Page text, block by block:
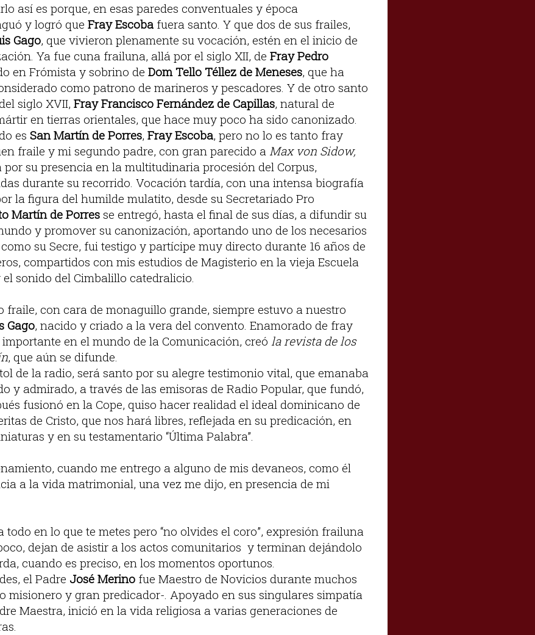
así es porque, en esas paredes conventuales y época
y logró que Fray Escoba fuera santo. Y que dos de sus frailes,
Gago, que vivieron plenamente su vocación, estén en el inicio de
Ya fue cuna frailuna, allá por el siglo XII, de Fray Pedro
en Frómista y sobrino de Dom Tello Téllez de Meneses, que ha
como patrono de marineros y pescadores. Y de otro santo
siglo XVII, Fray Francisco Fernández de Capillas, natural de
en tierras orientales, que hace muy poco ha sido canonizado.
es San Martín de Porres, Fray Escoba, pero no lo es tanto fray
fraile y mi segundo padre, con gran parecido a Max von Sidow,
su presencia en la multitudinaria procesión del Corpus,
durante su recorrido. Vocación tardía, con una intensa biografía
la figura del humilde mulatito, desde su Secretariado Pro
Martín de Porresse entregó, hasta el final de sus días, a difundir su
y promover su canonización, aportando uno de los necesarios
su Secre, fui testigo y partícipe muy directo durante 16 años de
compartidos con mis estudios de Magisterio en la vieja Escuela
sonido del Cimbalillo catedralicio.
fraile, con cara de monaguillo grande, siempre estuvo a nuestro
Gago, nacido y criado a la vera del convento. Enamorado de fray
en el mundo de la Comunicación, creó la revista de los
, que aún se difunde.
de la radio, será santo por su alegre testimonio vital, que emanaba
y admirado, a través de las emisoras de Radio Popular, que fundó,
fusionó en la Cope, quiso hacer realidad el ideal dominicano de
de Cristo, que nos hará libres, reflejada en su predicación, en
y en su testamentario “Última Palabra”.
cuando me entrego a alguno de mis devaneos, como él
a la vida matrimonial, una vez me dijo, en presencia de mi
todo en lo que te metes pero “no olvides el coro”, expresión frailuna
dejan de asistir a los actos comunitarios y terminan dejándolo
cuando es preciso, en los momentos oportunos.
el Padre José Merino fue Maestro de Novicios durante muchos
misionero y gran predicador-. Apoyado en sus singulares simpatía
Maestra, inició en la vida religiosa a varias generaciones de